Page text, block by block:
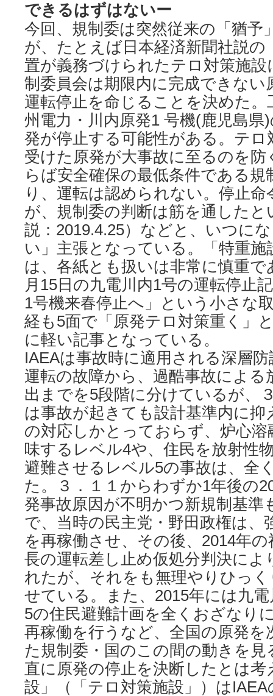
できるはずはないー
今回、規制委は突然従来の「猶予
が、たとえば日本経済新聞社説の
置が義務づけられたテロ対策施
制委員会は期限内に完成できない
運転停止を命じることを決めた
州電力・川内原発1 号機(鹿児島県
発が停止する可能性がある。テロ
受けた原発が大事故に至るのを
らば安全確保の最低条件である規
り、運転は認められない。停止
が、規制委の判断は筋を通したと
説：2019.4.25）などと、いつに
い」主張となっている。「特重
は、各紙とも扱いは非常に慎重で
月15日の九電川内1号の運転停止
1号機来春停止へ」という小さな
経も5面で「原発テロ対策重く」
に軽い記事となっている。
IAEAは事故時に適用される深層
運転の故障から、過酷事故による
出までを5段階に分けているが、
は事故が起きても設計基準内に
の対応しかとっておらず、炉心
味するレベル4や、住民を放射性
避難させるレベル5の事故は、全
た。３．１１からわずか1年後の
発事故原因が不明かつ新規制基準
で、当時の民主党・野田政権は、
を再稼働させ、その後、2014年
長の運転差し止め仮処分判決によ
れたが、それをも無理やりひっ
せている。また、2015年には九
5の住民避難計画を全くおざなり
再稼働を行うなど、全国の原発を
た規制委・国のこの間の動きを
直に原発の停止を決断したとは考
設」（「テロ対策施設」）は